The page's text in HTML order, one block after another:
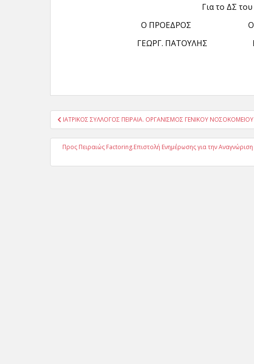
Για το ΔΣ του
Ο ΠΡΟΕΔΡΟΣ Ο
ΓΕΩΡΓ. ΠΑΤΟΥΛΗΣ
Πλοήγηση
άρθρων
ΙΑΤΡΙΚΟΣ ΣΥΛΛΟΓΟΣ ΠΕΙΡΑΙΑ. ΟΡΓΑΝΙΣΜΟΣ ΓΕΝΙΚΟΥ ΝΟΣΟΚΟΜΕΙΟΥ
Προς Πειραιώς Factoring.Επιστολή Ενημέρωσης για την